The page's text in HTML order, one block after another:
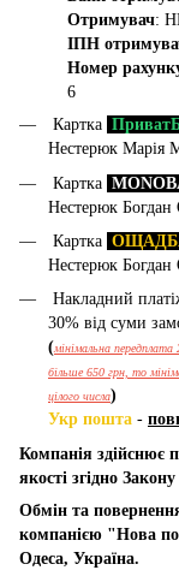
Отримувач:
ІПН
Номер
6
Картка
Нестерюк Марія
Картка
Нестерюк Богдан
Картка
Нестерюк Богдан
Накладний
30% від суми
(мінімальна
більше 650 грн, то
цілого числа)
Укр пошта -
Компанія здійснює
якості згідно Закону
Обмін та
компанією "Нова
Одеса, Україна.